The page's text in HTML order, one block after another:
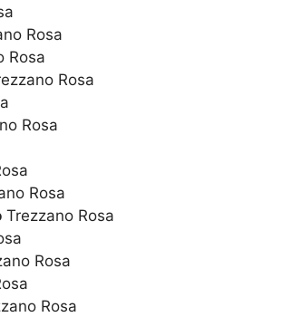
Rosa
Rosa
Rosa
Rosa
Rosa
Trezzano Rosa
Rosa
Rosa